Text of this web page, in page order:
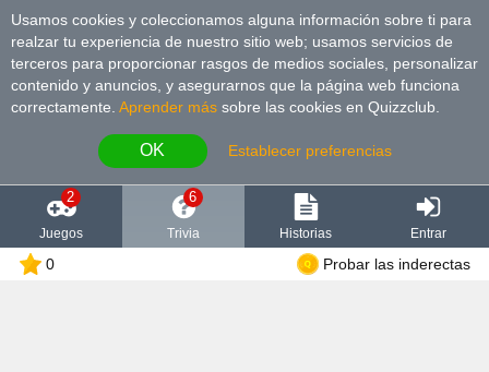
Usamos cookies y coleccionamos alguna información sobre ti para
realzar tu experiencia de nuestro sitio web; usamos servicios de
terceros para proporcionar rasgos de medios sociales, personalizar
contenido y anuncios, y asegurarnos que la página web funciona
correctamente. Aprender más sobre las cookies en Quizzclub.
OK Establecer preferencias
2
Juegos
6
Trivia Historias Entrar
0 Probar las inderectas